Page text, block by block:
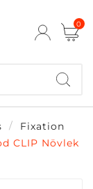
0
Fixation
CLIP Növlek